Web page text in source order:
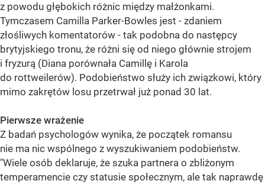
z powodu głębokich różnic między małżonkami.
Tymczasem Camilla Parker-Bowles jest - zdaniem
złośliwych komentatorów - tak podobna do następcy
brytyjskiego tronu, że różni się od niego głównie strojem
i fryzurą (Diana porównała Camillę i Karola
do rottweilerów). Podobieństwo służy ich związkowi, który
mimo zakrętów losu przetrwał już ponad 30 lat.
Pierwsze wrażenie
Z badań psychologów wynika, że początek romansu
nie ma nic wspólnego z wyszukiwaniem podobieństw.
"Wiele osób deklaruje, że szuka partnera o zbliżonym
temperamencie czy statusie społecznym, ale tak naprawdę